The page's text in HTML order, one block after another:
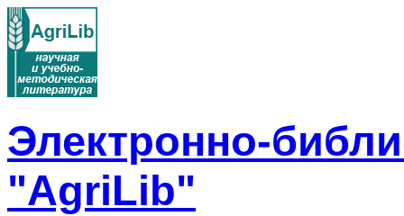
Электронно-
"AgriLib"